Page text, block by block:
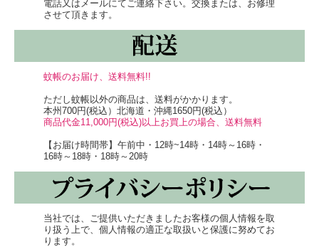
テーブルの上の水気や汚れを一気に拭き取ってしまう便
食器拭きとしてもお使い頂けます。
電話又はメールにてご連絡下さい。交換または、お修理
させて頂きます。
蚊帳のお届け、送料無料!!
ただし蚊帳以外の商品は、送料がかかります。
本州700円(税込）北海道・沖縄1650円(税込）
商品代金11,000円(税込)以上お買上の場合、送料無料
【お届け時間帯】午前中・12時~14時・14時～16時・
16時～18時・18時～20時
当社では、ご提供いただきましたお客様の個人情報を取
り扱う上で、個人情報の適正な取扱いと保護に努めてお
ります。